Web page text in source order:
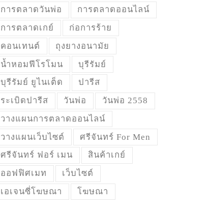
การตลาดวันพ่อ
การตลาดออนไลน์
การตลาดเกย์
ก่อการร้าย
คอนเทนต์
ถุงยางอนามัย
น้ำหอมฟีโรโมน
บุรีรัมย์
บุรีรัมย์ ยูไนเต็ด
ปารีส
ระเบิดปารีส
วันพ่อ
วันพ่อ 2558
วางแผนการตลาดออนไลน์
วางแผนเว็บไซต์
ศรีจันทร์ For Men
ศรีจันทร์ ฟอร์ เมน
สินค้าเกย์
ออฟฟิศเมท
เว็บไซต์
เอเจนซี่โฆษณา
โฆษณา